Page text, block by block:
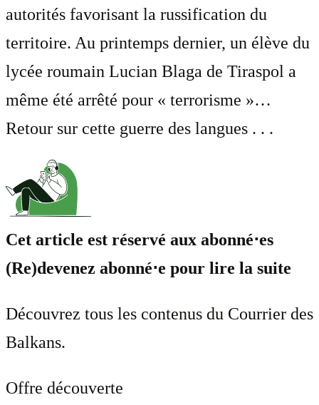
autorités favorisant la russification du
territoire. Au printemps dernier, un élève du
lycée roumain Lucian Blaga de Tiraspol a
même été arrêté pour « terrorisme »…
Retour sur cette guerre des langues . . .
Cet article est réservé aux abonné⋅es
(Re)devenez abonné⋅e pour lire la suite
Découvrez tous les contenus du Courrier des
Balkans.
Offre découverte